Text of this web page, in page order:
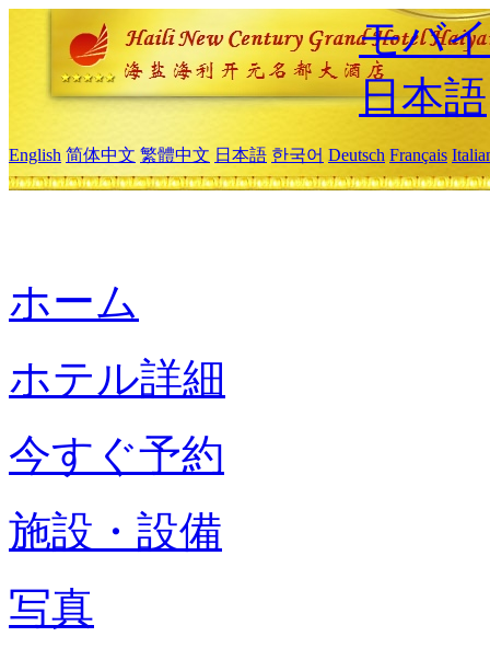
モバ
日本語
English 简体中文 繁體中文 日本語 한국어 Deutsch Français
ホーム
ホテル詳細
今すぐ予約
施設・設備
写真